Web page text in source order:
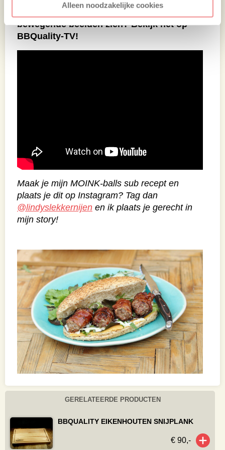
Alleen noodzakelijke cookies
Wil je dit originele broodje MOINK-balls in
bewegende beelden zien? Bekijk het op
BBQuality-TV!
Maak je mijn MOINK-balls sub recept en
plaats je dit op Instagram? Tag dan
@lindyslekkernijen en ik plaats je gerecht in
mijn story!
GERELATEERDE PRODUCTEN
BBQUALITY EIKENHOUTEN SNIJPLANK
€ 90,-